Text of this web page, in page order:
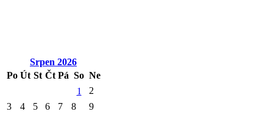
Srpen 2026
Po Út St Čt Pá So Ne
1
2
3
4 5 6 7 8
9